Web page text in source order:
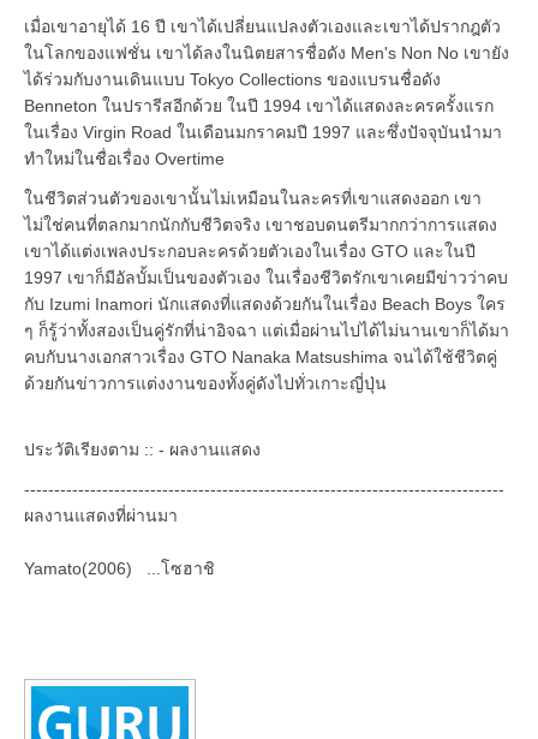
เมื่อเขาอายุได้ 16 ปี เขาได้เปลี่ยนแปลงตัวเองและเขาได้ปรากฎตัว
ในโลกของแฟชั่น เขาได้ลงในนิตยสารชื่อดัง Men's Non No เขายัง
ได้ร่วมกับงานเดินแบบ Tokyo Collections ของแบรนชื่อดัง
Benneton ในปรารีสอีกด้วย ในปี 1994 เขาได้แสดงละครครั้งแรก
ในเรื่อง Virgin Road ในเดือนมกราคมปี 1997 และซึ่งปัจจุบันนำมา
ทำใหม่ในชื่อเรื่อง Overtime
ในชีวิตส่วนตัวของเขานั้นไม่เหมือนในละครที่เขาแสดงออก เขา
ไม่ใช่คนที่ตลกมากนักกับชีวิตจริง เขาชอบดนตรีมากกว่าการแสดง
เขาได้แต่งเพลงประกอบละครด้วยตัวเองในเรื่อง GTO และในปี
1997 เขาก็มีอัลบั้มเป็นของตัวเอง ในเรื่องชีวิตรักเขาเคยมีข่าวว่าคบ
กับ Izumi Inamori นักแสดงที่แสดงด้วยกันในเรื่อง Beach Boys ใคร
ๆ ก็รู้ว่าทั้งสองเป็นคู่รักที่น่าอิจฉา แต่เมื่อผ่านไปได้ไม่นานเขาก็ได้มา
คบกับนางเอกสาวเรื่อง GTO Nanaka Matsushima จนได้ใช้ชีวิตคู่
ด้วยกันข่าวการแต่งงานของทั้งคู่ดังไปทั่วเกาะญี่ปุ่น
ประวัติเรียงตาม :: - ผลงานแสดง
--------------------------------------------------------------------------------
ผลงานแสดงที่ผ่านมา
Yamato(2006) ...โซฮาชิ